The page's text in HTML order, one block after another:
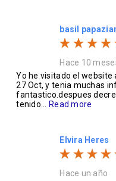
basil
Hace 10
Yo he visitado el website
27 Oct, y tenia muchas
fantastico.despues
tenido...
Read more
Elvira Heres
Hace un año